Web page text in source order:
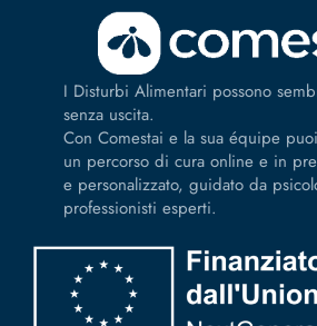
I Disturbi Alimentari possono
senza uscita.
Con Comestai e la sua équipe
un percorso di cura online e in
e personalizzato, guidato da
professionisti esperti.